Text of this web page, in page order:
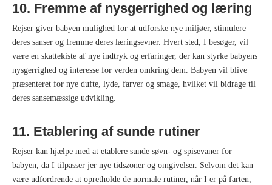
10. Fremme af nysgerrighed og læring
Rejser giver babyen mulighed for at udforske nye miljøer, stimulere
deres sanser og fremme deres læringsevner. Hvert sted, I besøger, vil
være en skattekiste af nye indtryk og erfaringer, der kan styrke babyens
nysgerrighed og interesse for verden omkring dem. Babyen vil blive
præsenteret for nye dufte, lyde, farver og smage, hvilket vil bidrage til
deres sansemæssige udvikling.
11. Etablering af sunde rutiner
Rejser kan hjælpe med at etablere sunde søvn- og spisevaner for
babyen, da I tilpasser jer nye tidszoner og omgivelser. Selvom det kan
være udfordrende at opretholde de normale rutiner, når I er på farten,